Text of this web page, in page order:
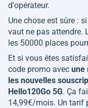
d'opérateur.
Une chose est sûre :
vaut ne pas attendre.
les 50000 places
Et si vous êtes
code promo avec une
les nouvelles
Hello120Go 5G. Ça
14,99€/mois. Un tarif